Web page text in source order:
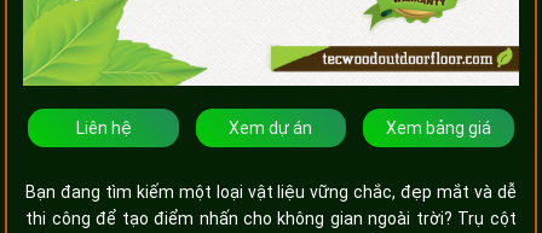
Liên hệ Xem dự án Xem bảng giá
Bạn đang tìm kiếm một loại vật liệu vững chắc, đẹp mắt và dễ
thi công để tạo điểm nhấn cho không gian ngoài trời? Trụ cột